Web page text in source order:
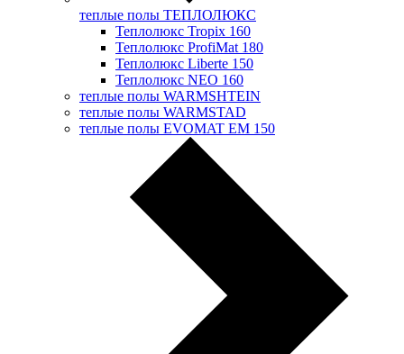
теплые полы ТЕПЛОЛЮКС
Теплолюкс Tropix 160
Теплолюкс ProfiMat 180
Теплолюкс Liberte 150
Теплолюкс NEO 160
теплые полы WARMSHTEIN
теплые полы WARMSTAD
теплые полы EVOMAT EM 150